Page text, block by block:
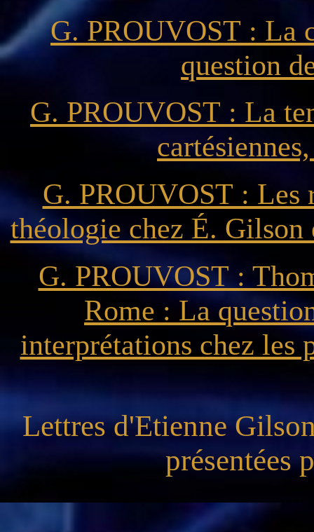
G. PROUVOST : La
question
G. PROUVOST : La
G. PROUVOST : Les
théologie chez É. Gilson
G. PROUVOST :
Rome : La
interprétations chez
Lettres d'Etienne
présentées